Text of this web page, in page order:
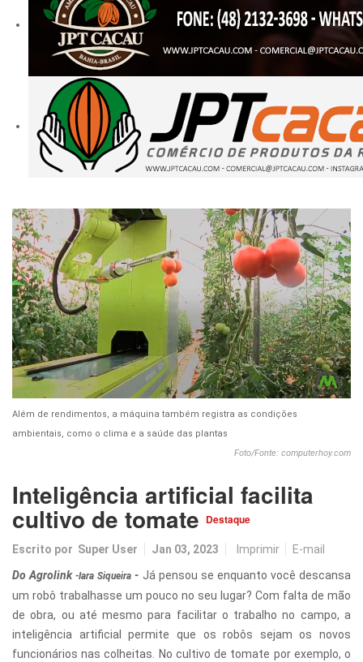
Além de rendimentos, a máquina também registra as condições
ambientais, como o clima e a saúde das plantas
Foto/Fonte: computerhoy.com
Inteligência artificial facilita
cultivo de tomate Destaque
Escrito por Super User Jan 03, 2023 Imprimir E-mail
Do Agrolink-Iara Siqueira - Já pensou se enquanto você descansa
um robô trabalhasse um pouco no seu lugar? Com falta de mão
de obra, ou até mesmo para facilitar o trabalho no campo, a
inteligência artificial permite que os robôs sejam os novos
funcionários nas colheitas. No cultivo de tomate por exemplo, o